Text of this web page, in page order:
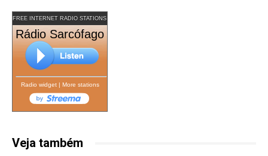
FREE INTERNET RADIO STATIONS
Rádio Sarcófago
Radio widget| More stations
Veja também